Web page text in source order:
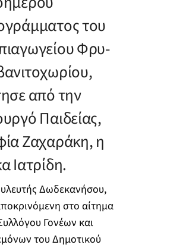
του
Φρυ-
από την
Παιδείας,
Ζαχαράκη, η
Ιατρίδη.
Δωδεκανήσου,
στο αίτημα
Γονέων και
του Δημοτικού